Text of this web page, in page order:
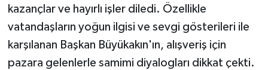
kazançlar ve hayırlı işler diledi. Özellikle
vatandaşların yoğun ilgisi ve sevgi gösterileri ile
karşılanan Başkan Büyükakın'ın, alışveriş için
pazara gelenlerle samimi diyalogları dikkat çekti.